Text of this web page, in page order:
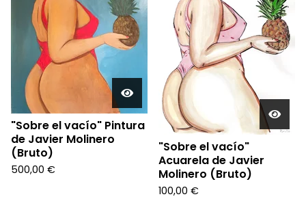
"Sobre el vacío" Pintura
de Javier Molinero
(Bruto)
500,00 €
"Sobre el vacío"
Acuarela de Javier
Molinero (Bruto)
100,00 €